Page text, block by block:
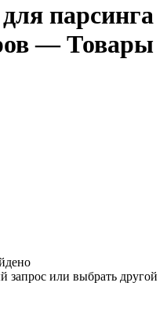
парсинга
— Товары
запрос или выбрать другой